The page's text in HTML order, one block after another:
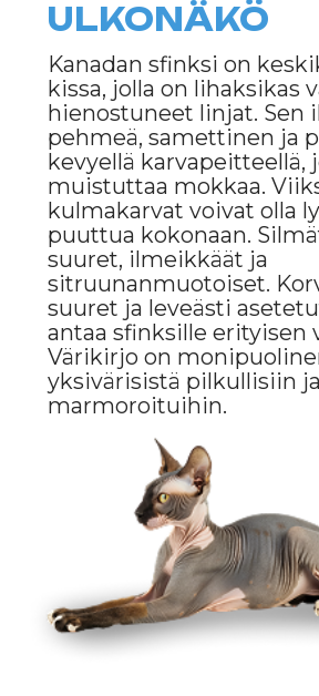
sekä sopeutuvat helposti uusiin
olosuhteisiin. Kanadan sfinksit ovat
ja etsivät usein mukautuvia paikkoja
lämmitelläkseen.
Kanadan sfinksin hoitoon liittyy omia
erityispiirteitään. Sen iho vaatii
säännöllistä puhdistamista, sillä se
on alttiina erittämään luonnollista
rasvaa. Kissa tulisi pyyhkiä kostealla
liinalla tai kylvettää miedolla
shampoolla kerran viikossa.
Karvattomuuden vuoksi kanadan
sfinksit ovat herkkiä kylmälle, joten
on tärkeää huolehtia kodin
HOITO JA HUOLTO